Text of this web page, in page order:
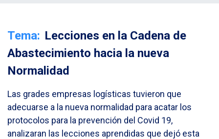
Tema: Lecciones en la Cadena de
Abastecimiento hacia la nueva
Normalidad
Las grades empresas logísticas tuvieron que
adecuarse a la nueva normalidad para acatar los
protocolos para la prevención del Covid 19,
analizaran las lecciones aprendidas que dejó esta